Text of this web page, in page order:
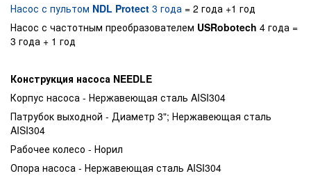
Насос с пультом NDL Protect 3 года = 2 года +1 год
Насос с частотным преобразователем USRobotech 4 года =
3 года + 1 год
Конструкция насоса NEEDLE
Корпус насоса - Нержавеющая сталь AISI304
Патрубок выходной - Диаметр 3"; Нержавеющая сталь
AISI304
Рабочее колесо - Норил
Опора насоса - Нержавеющая сталь AISI304